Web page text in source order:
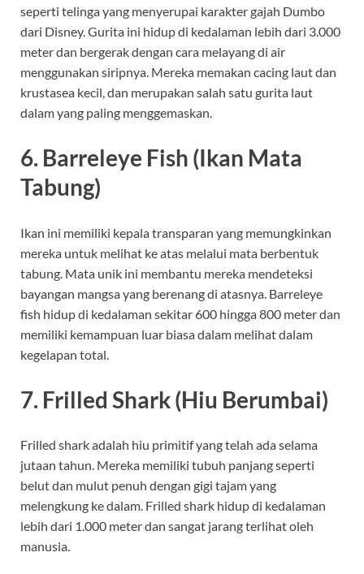
seperti telinga yang menyerupai karakter gajah Dumbo
dari Disney. Gurita ini hidup di kedalaman lebih dari 3.000
meter dan bergerak dengan cara melayang di air
menggunakan siripnya. Mereka memakan cacing laut dan
krustasea kecil, dan merupakan salah satu gurita laut
dalam yang paling menggemaskan.
6. Barreleye Fish (Ikan Mata
Tabung)
Ikan ini memiliki kepala transparan yang memungkinkan
mereka untuk melihat ke atas melalui mata berbentuk
tabung. Mata unik ini membantu mereka mendeteksi
bayangan mangsa yang berenang di atasnya. Barreleye
fish hidup di kedalaman sekitar 600 hingga 800 meter dan
memiliki kemampuan luar biasa dalam melihat dalam
kegelapan total.
7. Frilled Shark (Hiu Berumbai)
Frilled shark adalah hiu primitif yang telah ada selama
jutaan tahun. Mereka memiliki tubuh panjang seperti
belut dan mulut penuh dengan gigi tajam yang
melengkung ke dalam. Frilled shark hidup di kedalaman
lebih dari 1.000 meter dan sangat jarang terlihat oleh
manusia.